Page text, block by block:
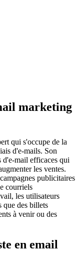
marketing
qui s'occupe de la
d'e-mails. Son
d'e-mail efficaces qui
les ventes.
publicitaires
courriels
les utilisateurs
que des billets
à venir ou des
en email